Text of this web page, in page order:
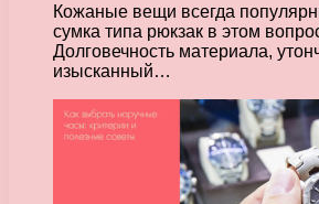
Кожаные вещи всегда
сумка типа рюкзак в этом
Долговечность материала,
изысканный…